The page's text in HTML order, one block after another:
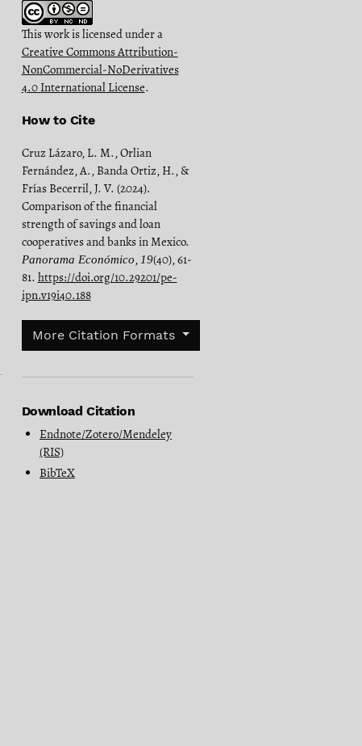
This work is licensed under a
Creative Commons Attribution-
NonCommercial-NoDerivatives
4.0 International License.
How to Cite
Cruz Lázaro, L. M., Orlian
Fernández, A., Banda Ortiz, H., &
Frías Becerril, J. V. (2024).
Comparison of the financial
strength of savings and loan
cooperatives and banks in Mexico.
Panorama Económico, 19(40), 61-
81. https://doi.org/10.29201/pe-
ipn.v19i40.188
More Citation Formats
Download Citation
Endnote/Zotero/Mendeley
(RIS)
BibTeX